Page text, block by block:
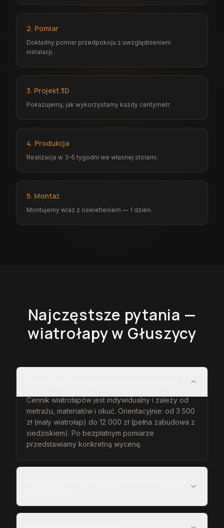
2. Pomiar
Dokładny pomiar przedpokoju z uwzględnieniem
instalacji.
3. Projekt 3D
Pokazujemy, jak wykorzystamy każdy centymetr.
4. Produkcja
Realizacja w 3–5 tygodni we własnej stolarni.
5. Montaż
Montujemy wraz z oświetleniem — 1 dzień.
Najczęstsze pytania —
wiatrołapyw Głuszycy
Cennik wiatrołapów jest indywidualny i zależy od
metrażu, materiałów i okuć. Orientacyjnie: od 3 500
zł (mały wiatrołap) do 12 000 zł (pełna zabudowa z
siedziskiem). Po bezpłatnym pomiarze
przedstawiamy konkretną wycenę.